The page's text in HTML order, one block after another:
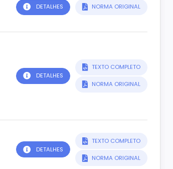
DETALHES NORMA ORIGINAL
DETALHES
TEXTO COMPLETO
NORMA ORIGINAL
DETALHES
TEXTO COMPLETO
NORMA ORIGINAL